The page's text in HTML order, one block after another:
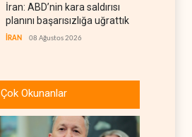
İran: ABD’nin kara saldırısı
planını başarısızlığa uğrattık
İRAN 08 Ağustos 2026
‘silahsızlandırılmasını’ kim
denetleyecek?
Bekai'den Trump’a ‘savaş
Çok Okunanlar